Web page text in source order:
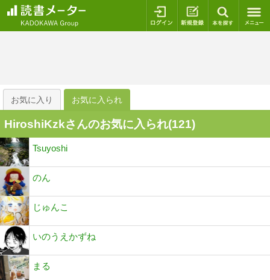
ログイン 新規登録
お気に入り お気に入られ
HiroshiKzkさんのお気に入られ(121)
Tsuyoshi
のん
じゅんこ
いのうえかずね
まる